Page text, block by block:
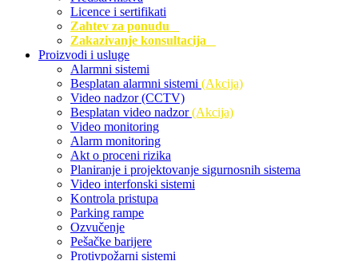
Licence i sertifikati
Zahtev za ponudu
Zakazivanje konsultacija
Proizvodi i usluge
Alarmni sistemi
Besplatan alarmni sistemi (Akcija)
Video nadzor (CCTV)
Besplatan video nadzor(Akcija)
Video monitoring
Alarm monitoring
Akt o proceni rizika
Planiranje i projektovanje sigurnosnih sistema
Video interfonski sistemi
Kontrola pristupa
Parking rampe
Ozvučenje
Pešačke barijere
Protivpožarni sistemi